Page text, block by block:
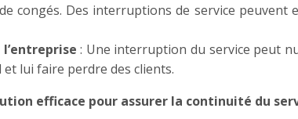
congés. Des interruptions de service
: Une interruption du service peut
lui faire perdre des clients.
efficace pour assurer la continuité du